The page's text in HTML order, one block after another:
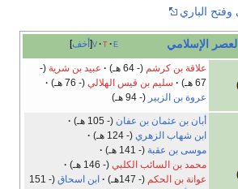
الباري
أخف v t e الإسلامي
علاقة بن كرشم (- 64 هـ) عبيد بن شرية (-
67 هـ)
سليم بن قيس الهلالي (- 76 هـ)
عروة بن الزبير (- 94 هـ)
أبان بن عثمان بن عفان (- 105 هـ)
ابن شهاب الزهري (- 124 هـ)
موسى بن عقبة (- 141 هـ)
محمد بن السائب الكلبي (- 146 هـ)
عوانة بن الحكم (- 147هـ) ابن اسحاق
(- 151